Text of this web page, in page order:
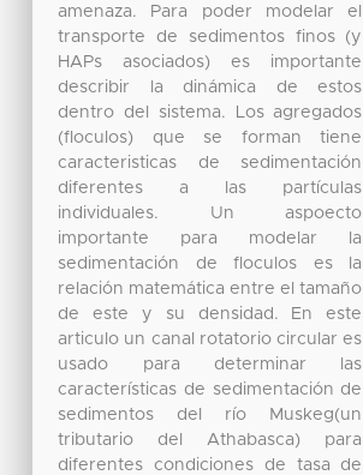
amenaza. Para poder modelar el
transporte de sedimentos finos (y
HAPs asociados) es importante
describir la dinámica de estos
dentro del sistema. Los agregados
(floculos) que se forman tiene
caracteristicas de sedimentación
diferentes a las partículas
individuales. Un aspoecto
importante para modelar la
sedimentación de floculos es la
relación matemática entre el tamaño
de este y su densidad. En este
articulo un canal rotatorio circular es
usado para determinar las
características de sedimentación de
sedimentos del río Muskeg(un
tributario del Athabasca) para
diferentes condiciones de tasa de